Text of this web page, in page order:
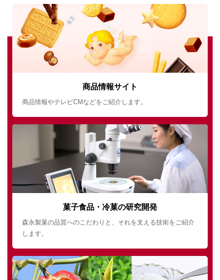
商品情報サイト
商品情報やテレビCMなどをご紹介します。
菓子食品・冷菓の研究開発
森永製菓の品質へのこだわりと、それを支える技術をご紹介
します。